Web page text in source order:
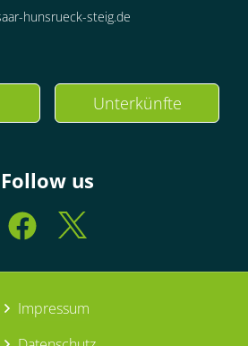
hunsrueck-steig.de
Unterkünfte
Follow us
Impressum